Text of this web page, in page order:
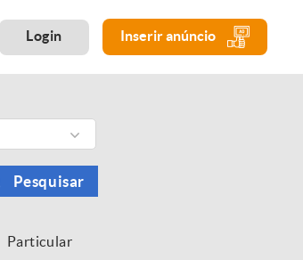
Login Inserir anúncio
Pesquisar
Particular